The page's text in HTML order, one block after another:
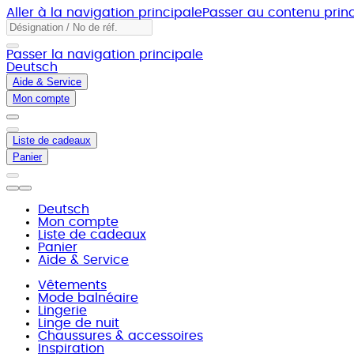
Aller à la navigation principalePasser au contenu
Passer la navigation principale
Deutsch
Aide & Service
Mon compte
Liste de cadeaux
Panier
Deutsch
Mon compte
Liste de cadeaux
Panier
Aide & Service
Vêtements
Mode balnéaire
Lingerie
Linge de nuit
Chaussures & accessoires
Inspiration